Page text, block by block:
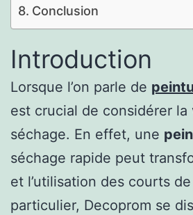
Conclusion
Introduction
Lorsque l’on parle de
est crucial de considérer la
séchage. En effet, une
séchage rapide peut
et l’utilisation des courts
particulier, Decoprom se